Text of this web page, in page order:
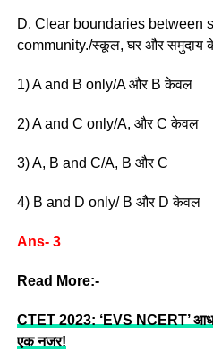
D. Clear boundaries between
community./स्कूल, घर और समुदाय के
1) A and B only/A और B केवल
2) A and C only/A, और C केवल
3) A, B and C/A, B और C
4) B and D only/ B और D केवल
Ans- 3
Read More:-
CTET 2023: ‘EVS NCERT’
एक नजर!